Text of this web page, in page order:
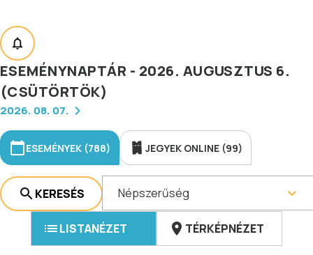
ESEMÉNYNAPTÁR - 2026. AUGUSZTUS 6.
(CSÜTÖRTÖK)
2026. 08. 07.
ESEMÉNYEK (788) JEGYEK ONLINE (99)
KERESÉS Népszerűség
LISTANÉZET TÉRKÉPNÉZET